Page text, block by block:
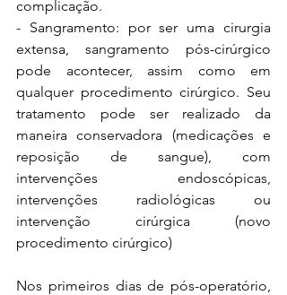
complicação.
- Sangramento: por ser uma cirurgia
extensa, sangramento pós-cirúrgico
pode acontecer, assim como em
qualquer procedimento cirúrgico. Seu
tratamento pode ser realizado da
maneira conservadora (medicações e
reposição de sangue), com
intervenções endoscópicas,
intervenções radiológicas ou
intervenção cirúrgica (novo
procedimento cirúrgico)
Nos primeiros dias de pós-operatório,